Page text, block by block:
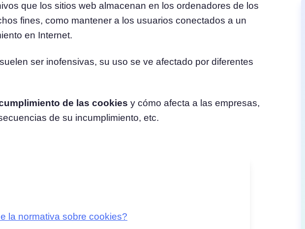
de Gestión del
de Cookies Generador de Banner de Cookies
Cree un banner de cookies acorde a la normativa
que los sitios web almacenan en los ordenadores de los
fines, como mantener a los usuarios conectados a un
en Internet.
suelen ser inofensivas, su uso se ve afectado por diferentes
de las cookies y cómo afecta a las empresas,
de su incumplimiento, etc.
la normativa sobre cookies?